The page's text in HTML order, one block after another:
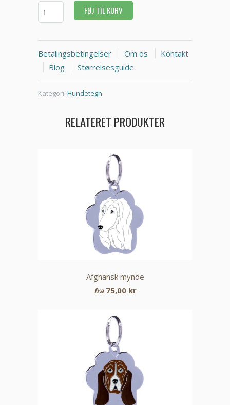
FØJ TIL KURV
Betalingsbetingelser Om os
Kontakt
Blog
Størrelsesguide
Kategori: Hundetegn
RELATERET PRODUKTER
Afghansk mynde
fra 75,00 kr